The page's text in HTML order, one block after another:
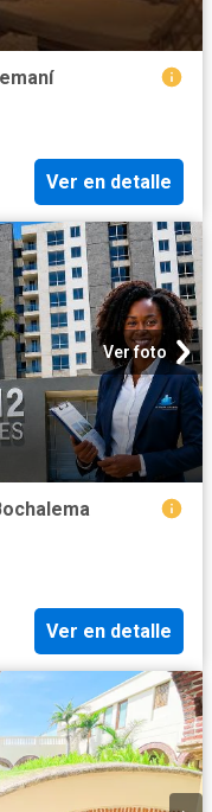
Ver en detalle
Ver foto
Ver en detalle